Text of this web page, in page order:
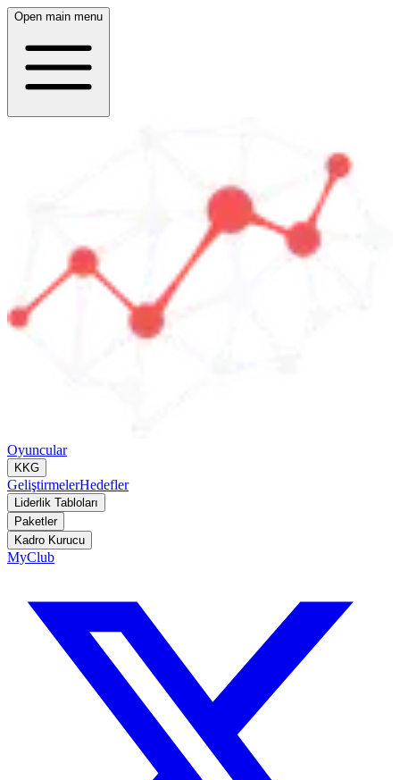
Open main menu
Oyuncular
KKG
GeliştirmelerHedefler
Liderlik Tabloları
Paketler
Kadro Kurucu
MyClub